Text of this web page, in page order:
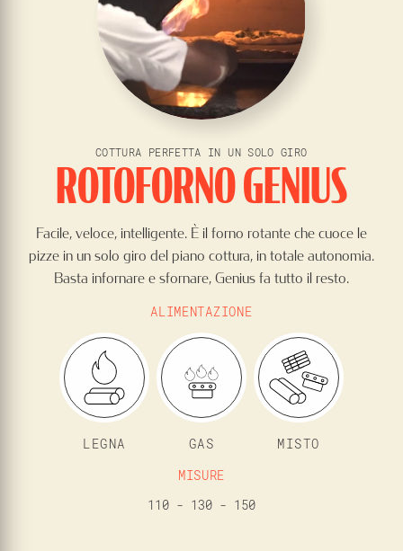
COTTURA PERFETTA IN UN SOLO GIRO
ROTOFORNO GENIUS
Facile, veloce, intelligente. È il forno rotante che cuoce le
pizze in un solo giro del piano cottura, in totale autonomia.
Basta infornare e sfornare, Genius fa tutto il resto.
ALIMENTAZIONE
LEGNA GAS
MISTO
MISURE
110 - 130 - 150